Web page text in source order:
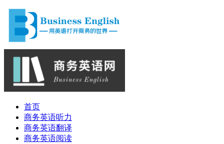
首页
商务英语听力
商务英语翻译
商务英语阅读